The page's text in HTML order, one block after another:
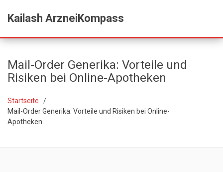
Kailash ArzneiKompass
Mail-Order Generika: Vorteile und
Risiken bei Online-Apotheken
Startseite
Mail-Order Generika: Vorteile und Risiken bei Online-
Apotheken